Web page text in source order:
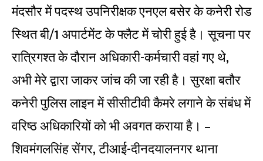
मंदसौर में पदस्थ उपनिरीक्षक एनएल बसेर के कनेरी रोड
स्थित बी/1 अपार्टमेंट के फ्लैट में चोरी हुई है। सूचना पर
रात्रिगश्त के दौरान अधिकारी-कर्मचारी वहां गए थे,
अभी मेरे द्वारा जाकर जांच की जा रही है। सुरक्षा बतौर
कनेरी पुलिस लाइन में सीसीटीवी कैमरे लगाने के संबंध में
वरिष्ठ अधिकारियों को भी अवगत कराया है। –
शिवमंगलसिंह सेंगर, टीआई-दीनदयालनगर थाना